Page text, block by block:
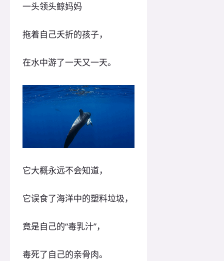
一头领头鲸妈妈
拖着自己夭折的孩子，
在水中游了一天又一天。
它大概永远不会知道，
它误食了海洋中的塑料垃圾，
竟是自己的“毒乳汁”，
毒死了自己的亲骨肉。